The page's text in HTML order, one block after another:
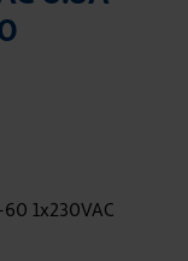
1x230VAC